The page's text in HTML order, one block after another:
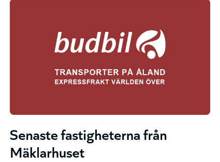
Senaste fastigheterna från
Mäklarhuset